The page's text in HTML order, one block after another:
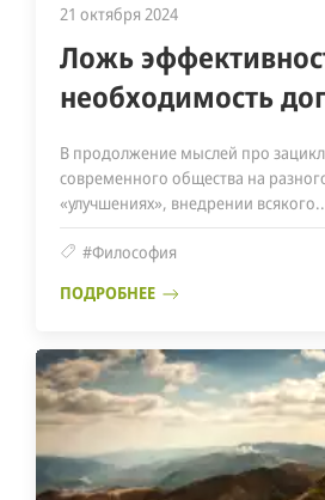
21 октября 2024
Ложь
необходимость
В продолжение мыслей про
современного общества на
«улучшениях», внедрении
#Философия
ПОДРОБНЕЕ